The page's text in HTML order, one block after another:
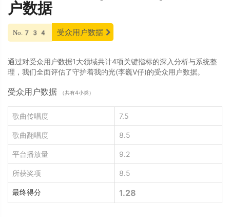
户数据
No.734 受众用户数据
通过对受众用户数据1大领域共计4项关键指标的深入分析与系统整
理，我们全面评估了守护着我的光(李巍V仔)的受众用户数据。
受众用户数据 （共有4小类）
歌曲传唱度 7.5
歌曲翻唱度 8.5
平台播放量 9.2
所获奖项 8.5
最终得分 1.28